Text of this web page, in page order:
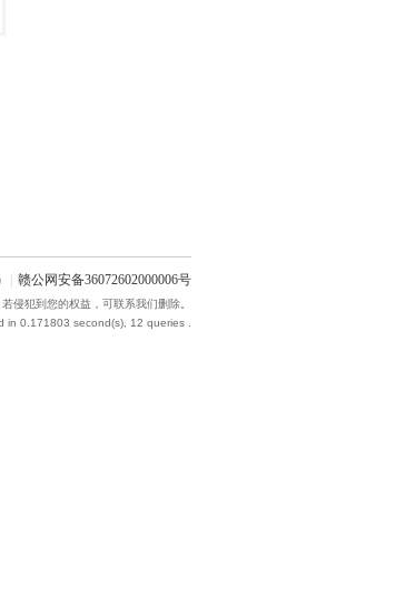
赣公网安备36072602000006号
侵犯到您的权益，可联系我们删除。
in 0.171803 second(s), 12 queries .